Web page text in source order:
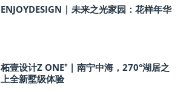
ENJOYDESIGN | 未来之光家园：花样年华
柘壹设计Z ONE⁺ | 南宁中海，270°湖居之
上全新墅级体验